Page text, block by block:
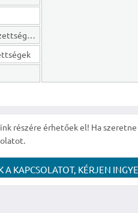
Hosszú lejáratú kötelezettségek
részére érhetőek el! Ha
A KAPCSOLATOT, KÉRJEN